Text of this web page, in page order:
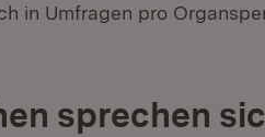
in Umfragen pro
sprechen